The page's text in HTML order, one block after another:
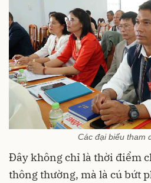
Các đại biểu tham
Đây không chỉ là thời điểm
thông thường, mà là cú bứt